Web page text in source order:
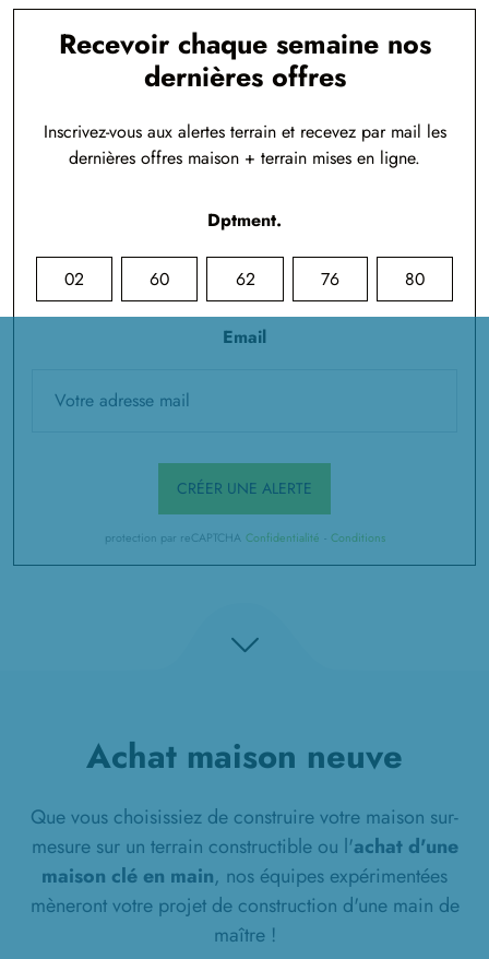
Recevoir chaque semaine nos
dernières offres
Inscrivez-vous aux alertes terrain et recevez par mail les
dernières offres maison + terrain mises en ligne.
Dptment.
02 60 62 76 80
Email
CRÉER UNE ALERTE
protection par reCAPTCHA Confidentialité - Conditions
Achat maison neuve
Que vous choisissiez de construire votre maison sur-
mesure sur un terrain constructible ou l'achat d'une
maison clé en main, nos équipes expérimentées
mèneront votre projet de construction d'une main de
maître !